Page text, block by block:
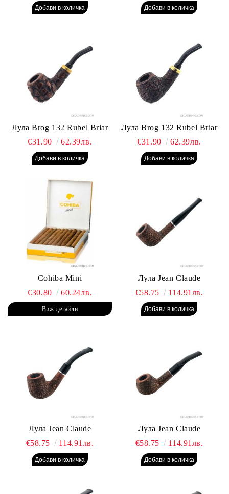
Лула Brog 132 Rubel Briar
€31.90
62.39лв.
Лула Brog 132 Rubel Briar
€31.90
62.39лв.
Cohiba Mini
€30.80
60.24лв.
Виж детайли
Лула Jean Claude
€58.75
114.91лв.
Лула Jean Claude
€58.75
114.91лв.
Лула Jean Claude
€58.75
114.91лв.